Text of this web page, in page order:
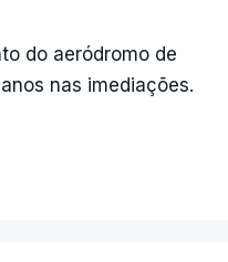
do aeródromo de
nas imediações.